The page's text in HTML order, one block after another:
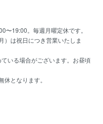
〜19:00。毎週月曜定休です。
）は祝日につき営業いたしま
いる場合がございます。お昼頃
となります。